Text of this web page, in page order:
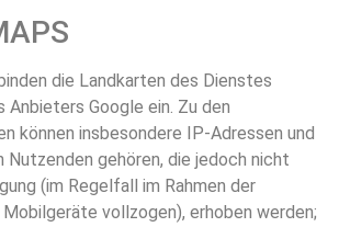
die Landkarten des Dienstes
Anbieters Google ein. Zu den
können insbesondere IP-Adressen und
gehören, die jedoch nicht
(im Regelfall im Rahmen der
Mobilgeräte vollzogen), erhoben werden;